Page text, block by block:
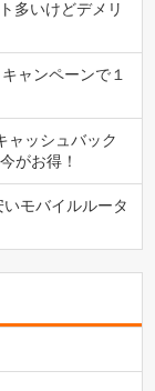
多いけどデメリ
ャンペーンで１
ャッシュバック
がお得！
モバイルルータ